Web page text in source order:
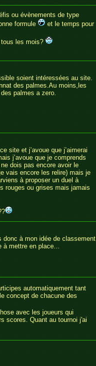
ou évènements de type
formule
et le temps pour
les mois?
soient intéressées au site.
des palmes.Au moins,les
palmes a zero.
site et j’avoue que j’aimerai
j’avoue que je comprends
dois pas encore avoir le
vais encore les relire) mais je
à proposer un duel à
rouges ou grises mais jamais
donc à mon idée de classement
à mettre en place...
automatiquement tant
concept de chacune des
avec les joueurs qui
scores. Quant au tournoi j'ai